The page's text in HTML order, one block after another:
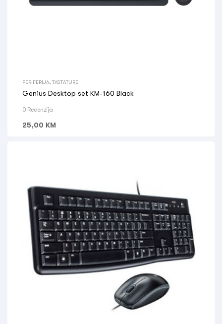
PERIFERIJA TASTATURE
Genius Desktop set KM-160 Black
0 Recenzija
25,00 KM